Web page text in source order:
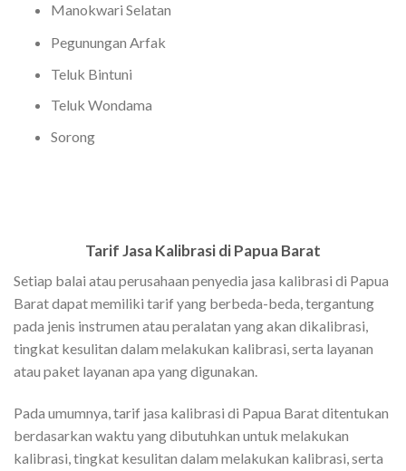
Manokwari Selatan
Pegunungan Arfak
Teluk Bintuni
Teluk Wondama
Sorong
Tarif Jasa Kalibrasi di Papua Barat
Setiap balai atau perusahaan penyedia jasa kalibrasi di Papua
Barat dapat memiliki tarif yang berbeda-beda, tergantung
pada jenis instrumen atau peralatan yang akan dikalibrasi,
tingkat kesulitan dalam melakukan kalibrasi, serta layanan
atau paket layanan apa yang digunakan.
Pada umumnya, tarif jasa kalibrasi di Papua Barat ditentukan
berdasarkan waktu yang dibutuhkan untuk melakukan
kalibrasi, tingkat kesulitan dalam melakukan kalibrasi, serta